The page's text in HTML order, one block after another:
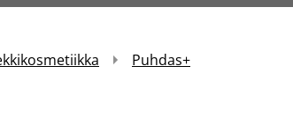
Puhdas+